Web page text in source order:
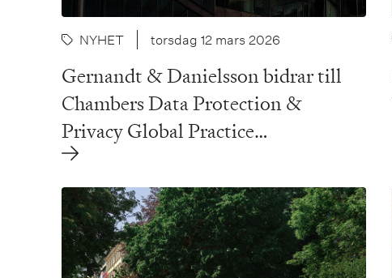
NYHET torsdag 12 mars 2026
Gernandt & Danielsson bidrar till
Chambers Data Protection &
Privacy Global Practice…